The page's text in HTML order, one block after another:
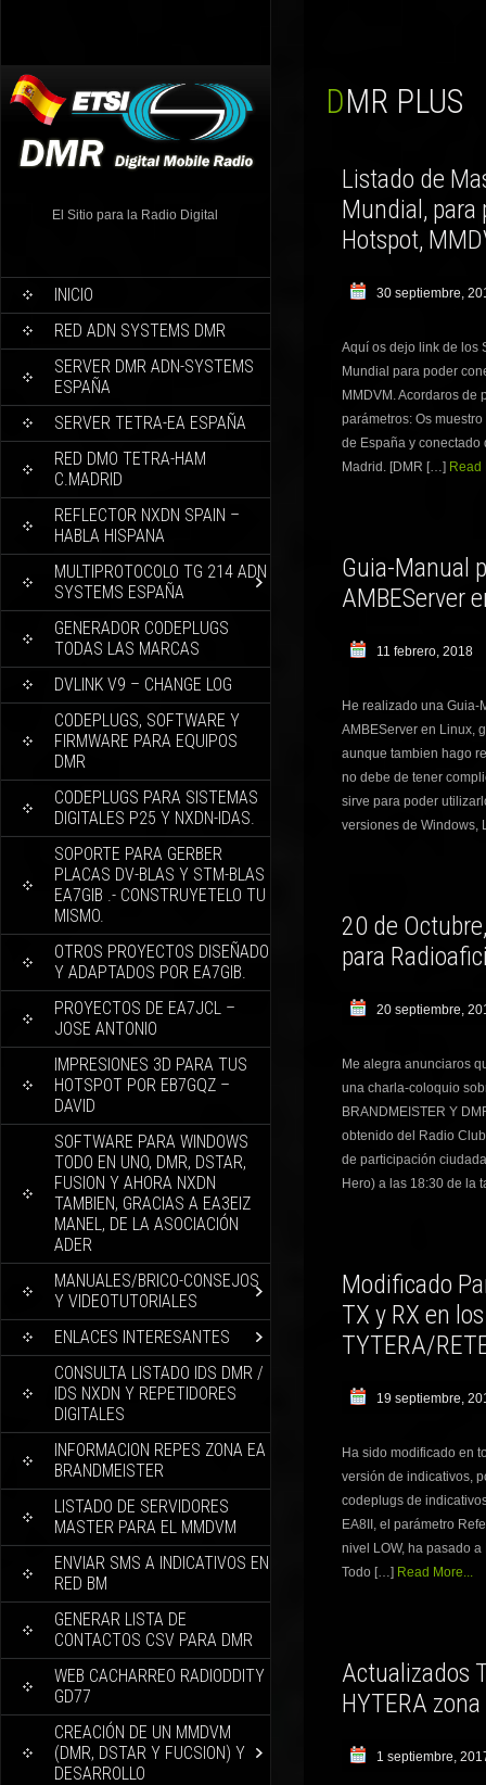
El Sitio para la Radio Digital
INICIO
RED ADN SYSTEMS DMR
SERVER DMR ADN-SYSTEMS
ESPAÑA
SERVER TETRA-EA ESPAÑA
RED DMO TETRA-HAM
C.MADRID
REFLECTOR NXDN SPAIN –
HABLA HISPANA
MULTIPROTOCOLO TG 214 ADN
SYSTEMS ESPAÑA
GENERADOR CODEPLUGS
TODAS LAS MARCAS
DVLINK V9 – CHANGE LOG
CODEPLUGS, SOFTWARE Y
FIRMWARE PARA EQUIPOS
DMR
CODEPLUGS PARA SISTEMAS
DIGITALES P25 Y NXDN-IDAS.
SOPORTE PARA GERBER
PLACAS DV-BLAS Y STM-BLAS
EA7GIB .- CONSTRUYETELO TU
MISMO.
OTROS PROYECTOS DISEÑADO
Y ADAPTADOS POR EA7GIB.
PROYECTOS DE EA7JCL –
JOSE ANTONIO
IMPRESIONES 3D PARA TUS
HOTSPOT POR EB7GQZ –
DAVID
SOFTWARE PARA WINDOWS
TODO EN UNO, DMR, DSTAR,
FUSION Y AHORA NXDN
TAMBIEN, GRACIAS A EA3EIZ
MANEL, DE LA ASOCIACIÓN
ADER
MANUALES/BRICO-CONSEJOS
Y VIDEOTUTORIALES
ENLACES INTERESANTES
CONSULTA LISTADO IDS DMR /
IDS NXDN Y REPETIDORES
DIGITALES
INFORMACION REPES ZONA EA
BRANDMEISTER
LISTADO DE SERVIDORES
MASTER PARA EL MMDVM
ENVIAR SMS A INDICATIVOS EN
RED BM
GENERAR LISTA DE
CONTACTOS CSV PARA DMR
WEB CACHARREO RADIODDITY
GD77
CREACIÓN DE UN MMDVM
(DMR, DSTAR Y FUCSION) Y
DESARROLLO
DMR PLUS
Listado de
Mundial, para
Hotspot,
30 septiembre,
Aquí os dejo link de los
Mundial para poder
MMDVM. Acordaros de
parámetros: Os
de España y conectado
Madrid. [DMR […] Read
Guia-Manual
AMBEServer
11 febrero, 2018
He realizado una Guia-
AMBEServer en Linux,
aunque tambien hago
no debe de tener
sirve para poder
versiones de Windows,
20 de
para
20 septiembre,
Me alegra anunciaros
una charla-coloquio
BRANDMEISTER Y
obtenido del Radio
de participación
Hero) a las 18:30 de la
Modificado
TX y RX en
TYTERA/
19 septiembre,
Ha sido modificado en
versión de indicativos,
codeplugs de
EA8II, el parámetro
nivel LOW, ha pasado
Todo […] Read More...
Actualizados
HYTERA
1 septiembre,